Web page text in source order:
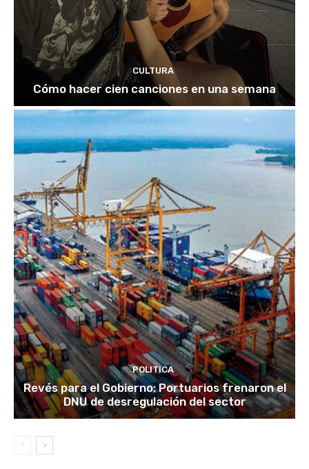
CULTURA
Cómo hacer cien canciones en una semana
POLITICA
Revés para el Gobierno: Portuarios frenaron el
DNU de desregulación del sector